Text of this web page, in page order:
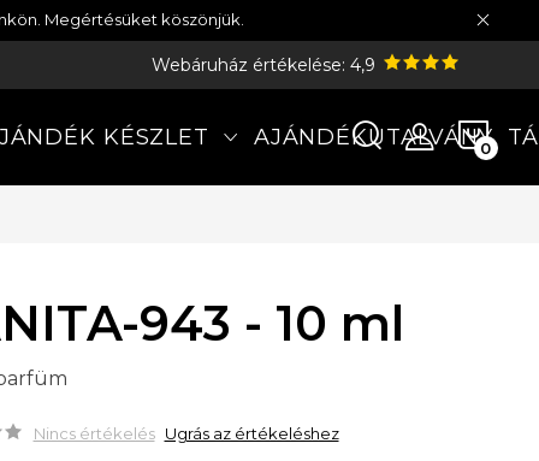
Megértésüket köszönjük.
Webáruház értékelése: 4,9
KÉSZLET AJÁNDÉKUTALVÁNY
943 - 10 ml
Nincs értékelés Ugrás az értékeléshez